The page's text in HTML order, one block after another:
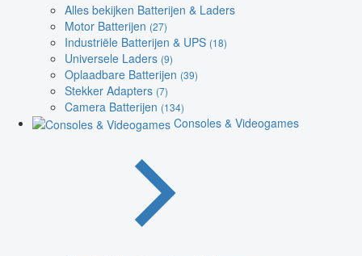
Alles bekijken Batterijen & Laders
Motor Batterijen (27)
Industriële Batterijen & UPS (18)
Universele Laders (9)
Oplaadbare Batterijen (39)
Stekker Adapters (7)
Camera Batterijen (134)
Consoles & Videogames